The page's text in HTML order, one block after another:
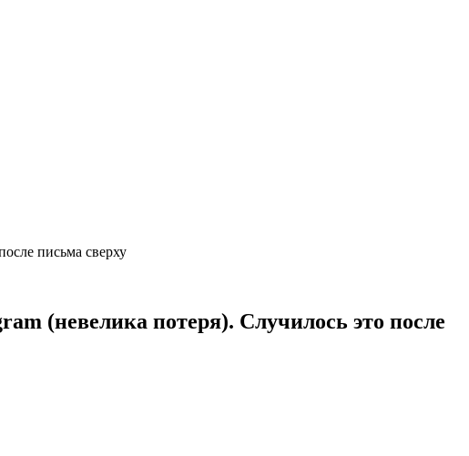
письма сверху
(невелика потеря). Случилось это после